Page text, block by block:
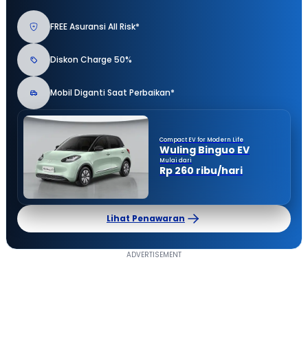
FREE Asuransi All Risk*
Diskon Charge 50%
Mobil Diganti Saat Perbaikan*
Compact EV for Modern Life
Wuling Binguo EV
Mulai dari
Rp 260 ribu/hari
Lihat Penawaran